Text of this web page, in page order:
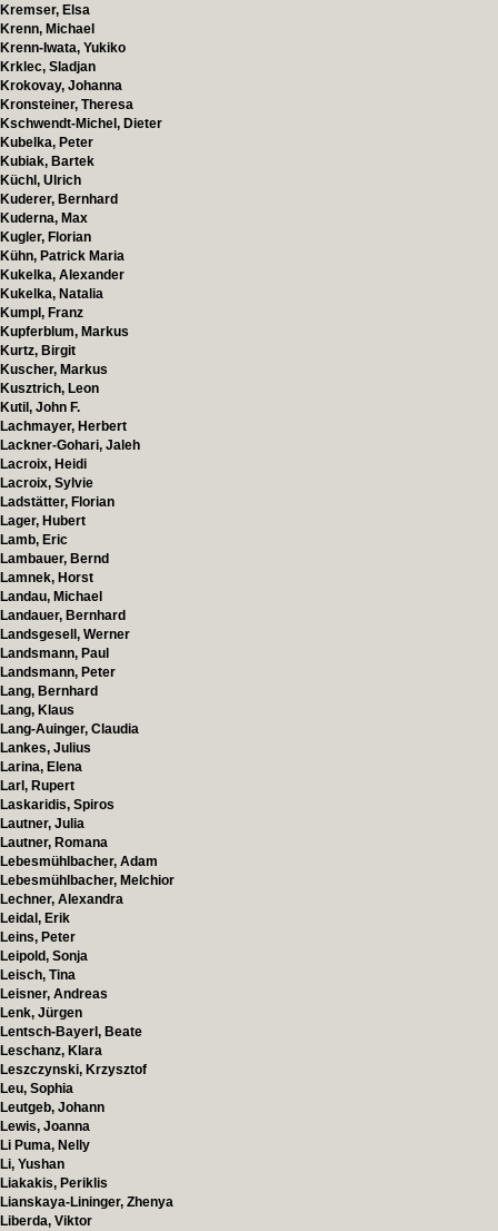
Kremser, Elsa
Krenn, Michael
Krenn-Iwata, Yukiko
Krklec, Sladjan
Krokovay, Johanna
Kronsteiner, Theresa
Kschwendt-Michel, Dieter
Kubelka, Peter
Kubiak, Bartek
Küchl, Ulrich
Kuderer, Bernhard
Kuderna, Max
Kugler, Florian
Kühn, Patrick Maria
Kukelka, Alexander
Kukelka, Natalia
Kumpl, Franz
Kupferblum, Markus
Kurtz, Birgit
Kuscher, Markus
Kusztrich, Leon
Kutil, John F.
Lachmayer, Herbert
Lackner-Gohari, Jaleh
Lacroix, Heidi
Lacroix, Sylvie
Ladstätter, Florian
Lager, Hubert
Lamb, Eric
Lambauer, Bernd
Lamnek, Horst
Landau, Michael
Landauer, Bernhard
Landsgesell, Werner
Landsmann, Paul
Landsmann, Peter
Lang, Bernhard
Lang, Klaus
Lang-Auinger, Claudia
Lankes, Julius
Larina, Elena
Larl, Rupert
Laskaridis, Spiros
Lautner, Julia
Lautner, Romana
Lebesmühlbacher, Adam
Lebesmühlbacher, Melchior
Lechner, Alexandra
Leidal, Erik
Leins, Peter
Leipold, Sonja
Leisch, Tina
Leisner, Andreas
Lenk, Jürgen
Lentsch-Bayerl, Beate
Leschanz, Klara
Leszczynski, Krzysztof
Leu, Sophia
Leutgeb, Johann
Lewis, Joanna
Li Puma, Nelly
Li, Yushan
Liakakis, Periklis
Lianskaya-Lininger, Zhenya
Liberda, Viktor